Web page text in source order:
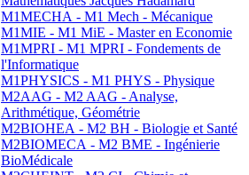
M1MECHA - M1 Mech - Mécanique
M1MIE - M1 MiE - Master en Economie
M1MPRI - M1 MPRI - Fondements de
l'Informatique
M1PHYSICS - M1 PHYS - Physique
M2AAG - M2 AAG - Analyse,
Arithmétique, Géométrie
M2BIOHEA - M2 BH - Biologie et Santé
M2BIOMECA - M2 BME - Ingénierie
BioMédicale